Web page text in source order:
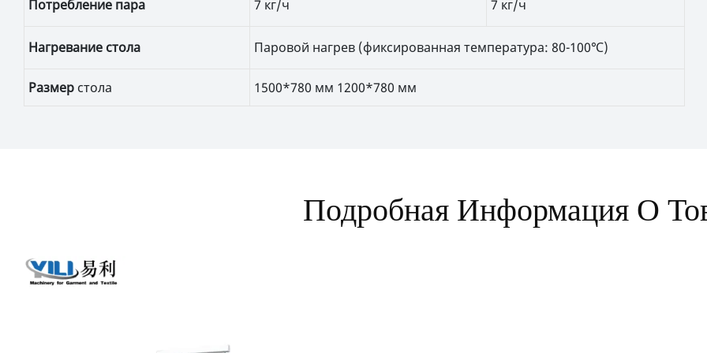
Потребление пара 7 кг/ч 7 кг/ч
Нагревание стола Паровой нагрев (фиксированная температура: 80-100℃)
Размерстола 1500*780 мм 1200*780 мм
Подробная Информация О